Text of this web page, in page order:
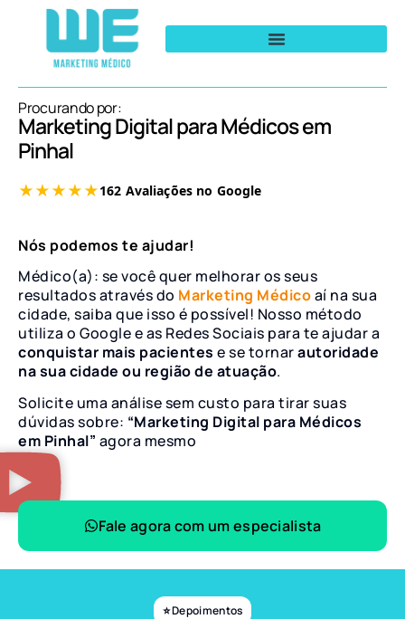
Procurando por:
Marketing Digital para Médicos em
Pinhal
Nós podemos te ajudar!
Médico(a): se você quer melhorar os seus
resultados através do Marketing Médicoaí na sua
cidade, saiba que isso é possível! Nosso método
utiliza o Google e as Redes Sociais para te ajudar a
conquistar mais pacientes e se tornarautoridade
na sua cidade ou região de atuação.
Solicite uma análise sem custo para tirar suas
dúvidas sobre: “Marketing Digital para Médicos
em Pinhal” agora mesmo
Fale agora com um especialista
⭐ Depoimentos